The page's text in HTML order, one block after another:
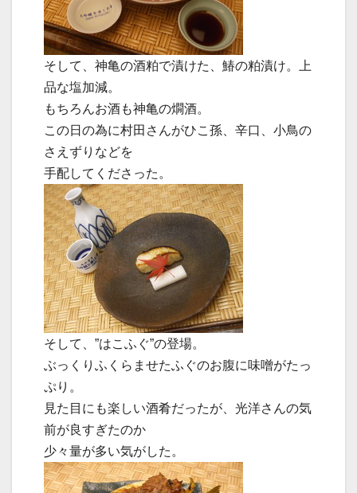
そして、神亀の酒粕で漬けた、鰆の粕漬け。上
品な塩加減。
もちろんお酒も神亀の燗酒。
この日の為に村田さんがひこ孫、辛口、小鳥の
さえずりなどを
手配してくださった。
そして、”はこふぐ”の登場。
ぶっくりふくらませたふぐのお腹に味噌がたっ
ぷり。
見た目にも楽しい酒肴だったが、光洋さんの気
前が良すぎたのか
少々量が多い気がした。